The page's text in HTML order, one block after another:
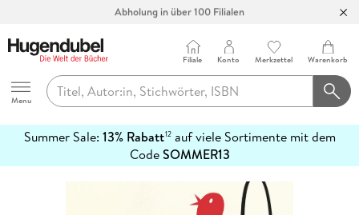
Abholung in über 100 Filialen
Hugendubel
Menu
Filiale Konto Merkzettel Warenkorb
Summer Sale: 13% Rabatt12auf viele Sortimente mit dem
CodeSOMMER13
erfahren